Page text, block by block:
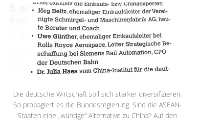
Die deutsche Wirtschaft soll sich stärker diversifizieren.
So propagiert es die Bundesregierung. Sind die ASEAN-
Staaten eine „würdige“ Alternative zu China? Auf den